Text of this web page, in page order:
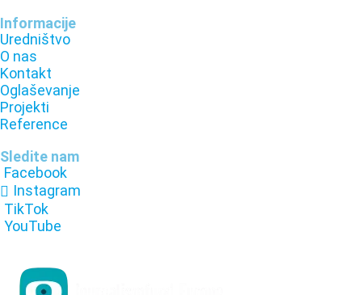
Informacije
Uredništvo
O nas
Kontakt
Oglaševanje
Projekti
Reference
Sledite nam
Facebook
Instagram
TikTok
YouTube